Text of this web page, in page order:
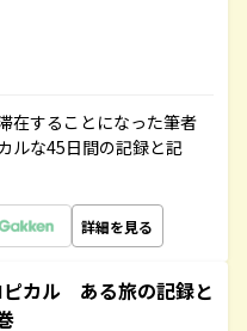
在することになった筆者
ルな45日間の記録と記
詳細を見る
ピカル ある旅の記録と